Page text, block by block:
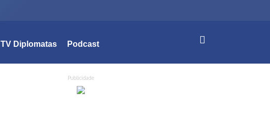
TV Diplomatas Podcast
Publicidade